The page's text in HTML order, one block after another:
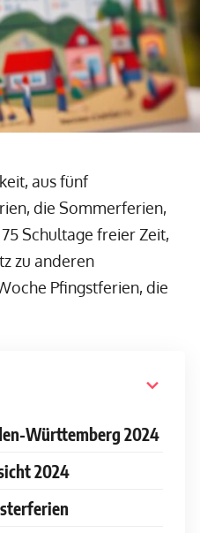
aus fünf
die Sommerferien,
Schultage freier Zeit,
zu anderen
Pfingstferien, die
Württemberg 2024
2024